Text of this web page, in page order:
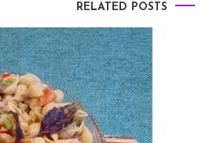
RELATED POSTS